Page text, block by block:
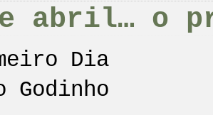
abril… o
Dia
Godinho